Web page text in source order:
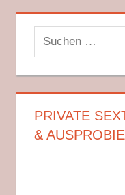
Suchen
nach:
PRIVATE
&